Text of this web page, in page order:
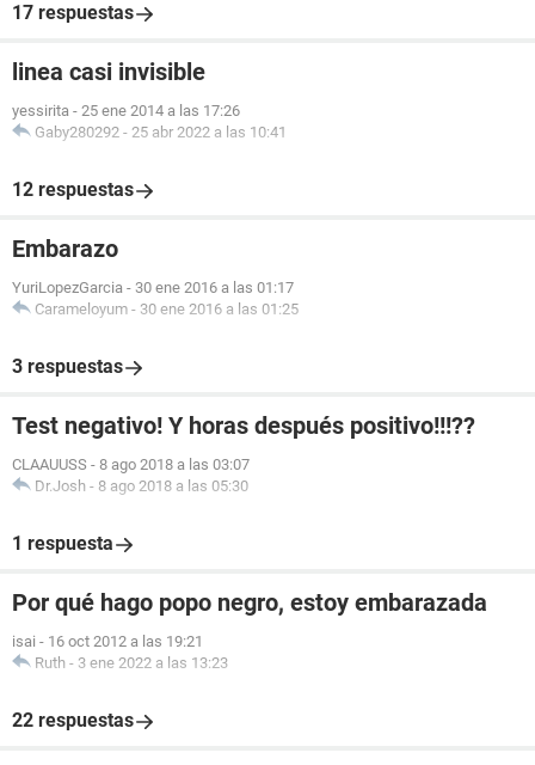
17 respuestas
linea casi invisible
yessirita - 25 ene 2014 a las 17:26
Gaby280292 - 25 abr 2022 a las 10:41
12 respuestas
Embarazo
YuriLopezGarcia - 30 ene 2016 a las 01:17
Carameloyum - 30 ene 2016 a las 01:25
3 respuestas
Test negativo! Y horas después positivo!!!??
CLAAUUSS - 8 ago 2018 a las 03:07
Dr.Josh - 8 ago 2018 a las 05:30
1 respuesta
Por qué hago popo negro, estoy embarazada
isai - 16 oct 2012 a las 19:21
Ruth - 3 ene 2022 a las 13:23
22 respuestas